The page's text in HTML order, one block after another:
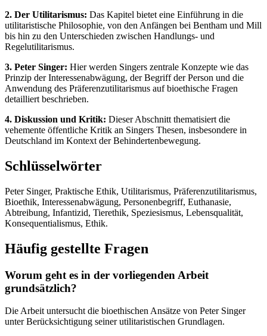
2. Der Utilitarismus: Das Kapitel bietet eine Einführung in die
utilitaristische Philosophie, von den Anfängen bei Bentham und Mill
bis hin zu den Unterschieden zwischen Handlungs- und
Regelutilitarismus.
3. Peter Singer: Hier werden Singers zentrale Konzepte wie das
Prinzip der Interessenabwägung, der Begriff der Person und die
Anwendung des Präferenzutilitarismus auf bioethische Fragen
detailliert beschrieben.
4. Diskussion und Kritik: Dieser Abschnitt thematisiert die
vehemente öffentliche Kritik an Singers Thesen, insbesondere in
Deutschland im Kontext der Behindertenbewegung.
Schlüsselwörter
Peter Singer, Praktische Ethik, Utilitarismus, Präferenzutilitarismus,
Bioethik, Interessenabwägung, Personenbegriff, Euthanasie,
Abtreibung, Infantizid, Tierethik, Speziesismus, Lebensqualität,
Konsequentialismus, Ethik.
Häufig gestellte Fragen
Worum geht es in der vorliegenden Arbeit
grundsätzlich?
Die Arbeit untersucht die bioethischen Ansätze von Peter Singer
unter Berücksichtigung seiner utilitaristischen Grundlagen.